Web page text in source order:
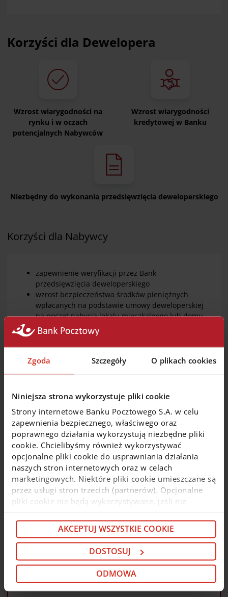
Zgoda Szczegóły O plikach cookies
Niniejsza strona wykorzystuje pliki cookie
Strony internetowe Banku Pocztowego S.A. w celu
zapewnienia bezpiecznego, właściwego oraz
poprawnego działania wykorzystują niezbędne pliki
cookie. Chcielibyśmy również wykorzystywać
opcjonalne pliki cookie do usprawniania działania
naszych stron internetowych oraz w celach
marketingowych. Niektóre pliki cookie umieszczane są
przez usługi stron trzecich (partnerów). Opcjonalne
pliki cookie nie będą wykorzystywane, jeśli nie
cookie i partnerach znajdziesz w kolejnych zakładkach
niniejszego komunikatu oraz wPolityce cookie. Jeśli
nie chcesz wyrażać zgody na cookie opcjonalne, kliknij
„Odmowa”. Jeśli chcesz dostosować swoje wybory,
kliknij „Dostosuj”. Jeśli zgadzasz się na instalację
cookie opcjonalnych w Twoim urządzeniu (zgodnie z
Polityką cookie), kliknij „Akceptuj wszystkie cookie”.
AKCEPTUJ WSZYSTKIE COOKIE
DOSTOSUJ
ODMOWA
Korzyści dla Dewelopera
Wzrost wiarygodności na
rynku i w oczach
potencjalnych Nabywców
Wzrost wiarygodności
kredytowej w Banku
Niezbędny do wykonania przedsięwzięcia deweloperskiego
Korzyści dla Nabywcy
zapewnienie weryfikacji przez Bank
przedsięwzięcia deweloperskiego
wzrost bezpieczeństwa środków pieniężnych
wpłacanych na podstawie umowy deweloperskiej
na poczet nabycia lokalu mieszkalnego lub domu
jednorodzinnego – OMRP
zapewnienie pełnego bezpieczeństwa środków
Nabywców przez cały okres budowy – ZMRP
wsparcie Banku w nadzorze realizacji
zgromadzonych na Mieszkaniowych Rachunkach
Powierniczych przed upadłością lub
postępowaniem egzekucyjnym dewelopera
Jak otworzyć konto
Jeśli chcesz założyć Mieszkaniowy Rachunek
Powierniczy w Banku Pocztowym, wypełnij wniosek
kontaktowy. Nasz doradca skontaktuje się z Tobą.
Przez internet
Wypełnij formularz, a my skontaktujemy się z Tobą
tego samego dnia.